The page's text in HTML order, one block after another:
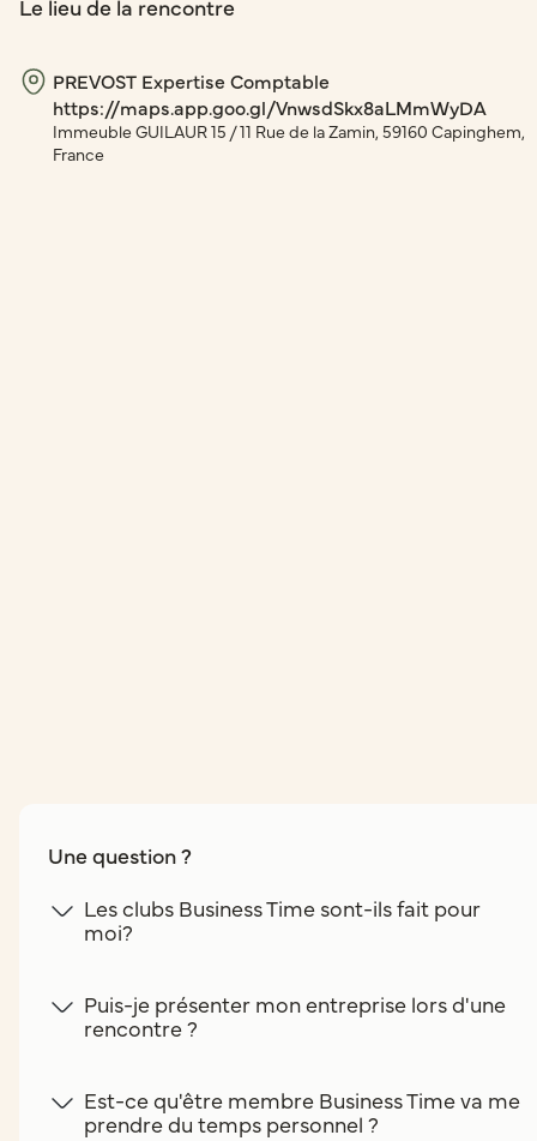
Le lieu de la rencontre
PREVOST Expertise Comptable
https://maps.app.goo.gl/VnwsdSkx8aLMmWyDA
Immeuble GUILAUR 15 / 11 Rue de la Zamin, 59160 Capinghem,
France
Une question ?
Les clubs Business Time sont-ils fait pour
moi?
Puis-je présenter mon entreprise lors d'une
rencontre ?
Est-ce qu'être membre Business Time va me
prendre du temps personnel ?